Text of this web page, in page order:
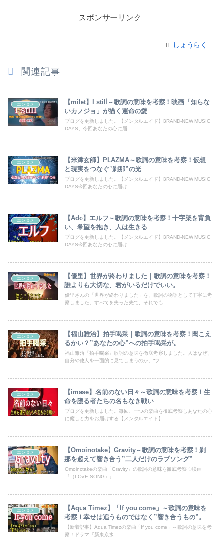
スポンサーリンク
しょうらく
関連記事
エンタメ
【milet】I stilⅼ～歌詞の意味を考察！映画「知らな
いカノジョ」が描く運命の愛
ブログを更新しました。【メンタルエイド】BRAND-NEW MUSIC
DAYS。今回あなたの心に届...
エンタメ
【米津玄師】PLAZMA～歌詞の意味を考察！仮想
と現実をつなぐ”刹那”の光
ブログを更新しました。【メンタルエイド】BRAND-NEW MUSIC
DAYS今回あなたの心に届け...
エンタメ
【Ado】エルフ～歌詞の意味を考察！十字架を背負
い、希望を抱き、人は生きる
ブログを更新しました。【メンタルエイド】BRAND-NEW MUSIC
DAYS今回あなたの心に届け...
エンタメ
【優里】世界が終わりました｜歌詞の意味を考察！
誰よりも大切な、君がいるだけでいい。
優里さんの「世界が終わりました」を、歌詞の物語として丁寧に考
察しました。すべてを失った先で、それでも...
エンタメ
【福山雅治】拍手喝采｜歌詞の意味を考察！聞こえ
るかい？”あなたの心”への拍手喝采が。
福山雅治「拍手喝采」歌詞の意味を徹底考察しました。人はなぜ、
自分や他人を一面的に見てしまうのか。“フ...
エンタメ
【imase】名前のない日々～歌詞の意味を考察！生
命を護る者たちの名もなき戦い
ブログを更新しました。毎回、一つの楽曲を徹底考察しあなたの心
に癒しと力をお届けする【メンタルエイド】...
エンタメ
【Omoinotake】Gravity～歌詞の意味を考察！刹
那を超えて響き合う”二人だけのラブソング”
Omoinotakeの楽曲「Gravity」の歌詞の意味を徹底考察 ✨映画
『（LOVE SONG）』...
エンタメ
【Aqua Timez】「If you come」～歌詞の意味を
考察！幸せは追うものではなく”響き合うもの”。
【新着記事】Aqua Timezの楽曲「If you come」～歌詞の意味を考
察！ドラマ『新東京水...